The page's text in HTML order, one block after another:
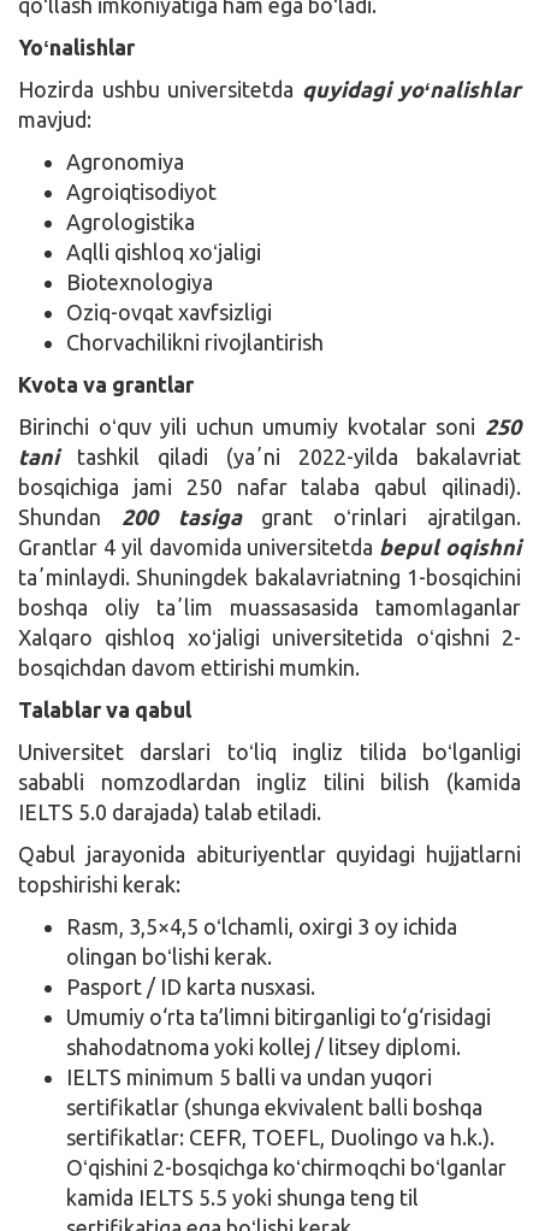
Yoʻnalishlar
Hozirda ushbu universitetda quyidagi yoʻnalishlar
mavjud:
Agronomiya
Agroiqtisodiyot
Agrologistika
Aqlli qishloq xoʻjaligi
Biotexnologiya
Oziq-ovqat xavfsizligi
Chorvachilikni rivojlantirish
Kvota va grantlar
Birinchi oʻquv yili uchun umumiy kvotalar soni 250
tanitashkil qiladi (yaʼni 2022-yilda bakalavriat
bosqichiga jami 250 nafar talaba qabul qilinadi).
Shundan 200 tasiga
grant oʻrinlari ajratilgan.
Grantlar 4 yil davomida universitetda bepul oqishni
taʼminlaydi. Shuningdek bakalavriatning 1-bosqichini
boshqa oliy taʼlim muassasasida tamomlaganlar
Xalqaro qishloq xoʻjaligi universitetida oʻqishni 2-
bosqichdan davom ettirishi mumkin.
Talablar va qabul
Universitet darslari toʻliq ingliz tilida boʻlganligi
sababli nomzodlardan ingliz tilini bilish (kamida
IELTS 5.0 darajada) talab etiladi.
Qabul jarayonida abituriyentlar quyidagi hujjatlarni
topshirishi kerak:
Rasm, 3,5×4,5 oʻlchamli, oxirgi 3 oy ichida
olingan boʻlishi kerak.
Pasport / ID karta nusxasi.
Umumiy o‘rta ta’limni bitirganligi to‘g‘risidagi
shahodatnoma yoki kollej / litsey diplomi.
IELTS minimum 5 balli va undan yuqori
sertifikatlar (shunga ekvivalent balli boshqa
sertifikatlar: CEFR, TOEFL, Duolingo va h.k.).
Oʻqishini 2-bosqichga koʻchirmoqchi boʻlganlar
kamida IELTS 5.5 yoki shunga teng til